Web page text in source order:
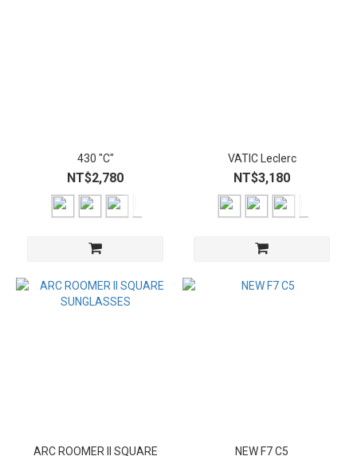
430 "C"
NT$2,780
VATIC Leclerc
NT$3,180
ARC ROOMER II SQUARE NEW F7 C5